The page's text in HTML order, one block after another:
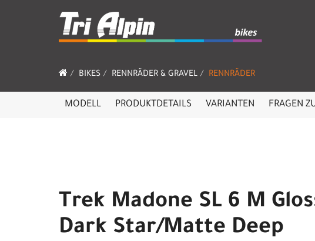
BIKES RENNRÄDER & GRAVEL RENNRÄDER
MODELL PRODUKTDETAILS VARIANTEN FRAGEN
Trek Madone SL 6 M
Dark Star/Matte Deep